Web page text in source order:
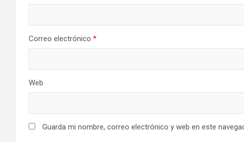
Correo electrónico *
Web
Guarda mi nombre, correo electrónico y web en este